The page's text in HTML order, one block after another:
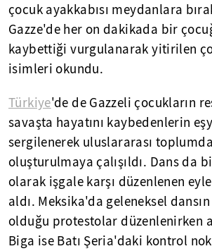
çocuk ayakkabısı meydanlara
Gazze'de her on dakikada bir
kaybettiği vurgulanarak yitirilen
isimleri okundu.
Türkiye'de de Gazzeli çocukların
savaşta hayatını kaybedenlerin
sergilenerek uluslararası
oluşturulmaya çalışıldı. Dans da
olarak işgale karşı düzenlenen
aldı. Meksika'da geleneksel
olduğu protestolar düzenlenirken
Biga ise Batı Şeria'daki kontrol